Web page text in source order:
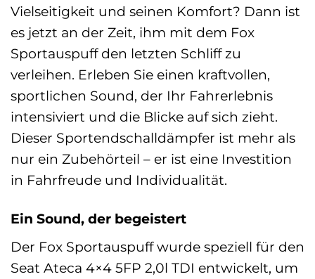
Vielseitigkeit und seinen Komfort? Dann ist
es jetzt an der Zeit, ihm mit dem Fox
Sportauspuff den letzten Schliff zu
verleihen. Erleben Sie einen kraftvollen,
sportlichen Sound, der Ihr Fahrerlebnis
intensiviert und die Blicke auf sich zieht.
Dieser Sportendschalldämpfer ist mehr als
nur ein Zubehörteil – er ist eine Investition
in Fahrfreude und Individualität.
Ein Sound, der begeistert
Der Fox Sportauspuff wurde speziell für den
Seat Ateca 4×4 5FP 2,0l TDI entwickelt, um